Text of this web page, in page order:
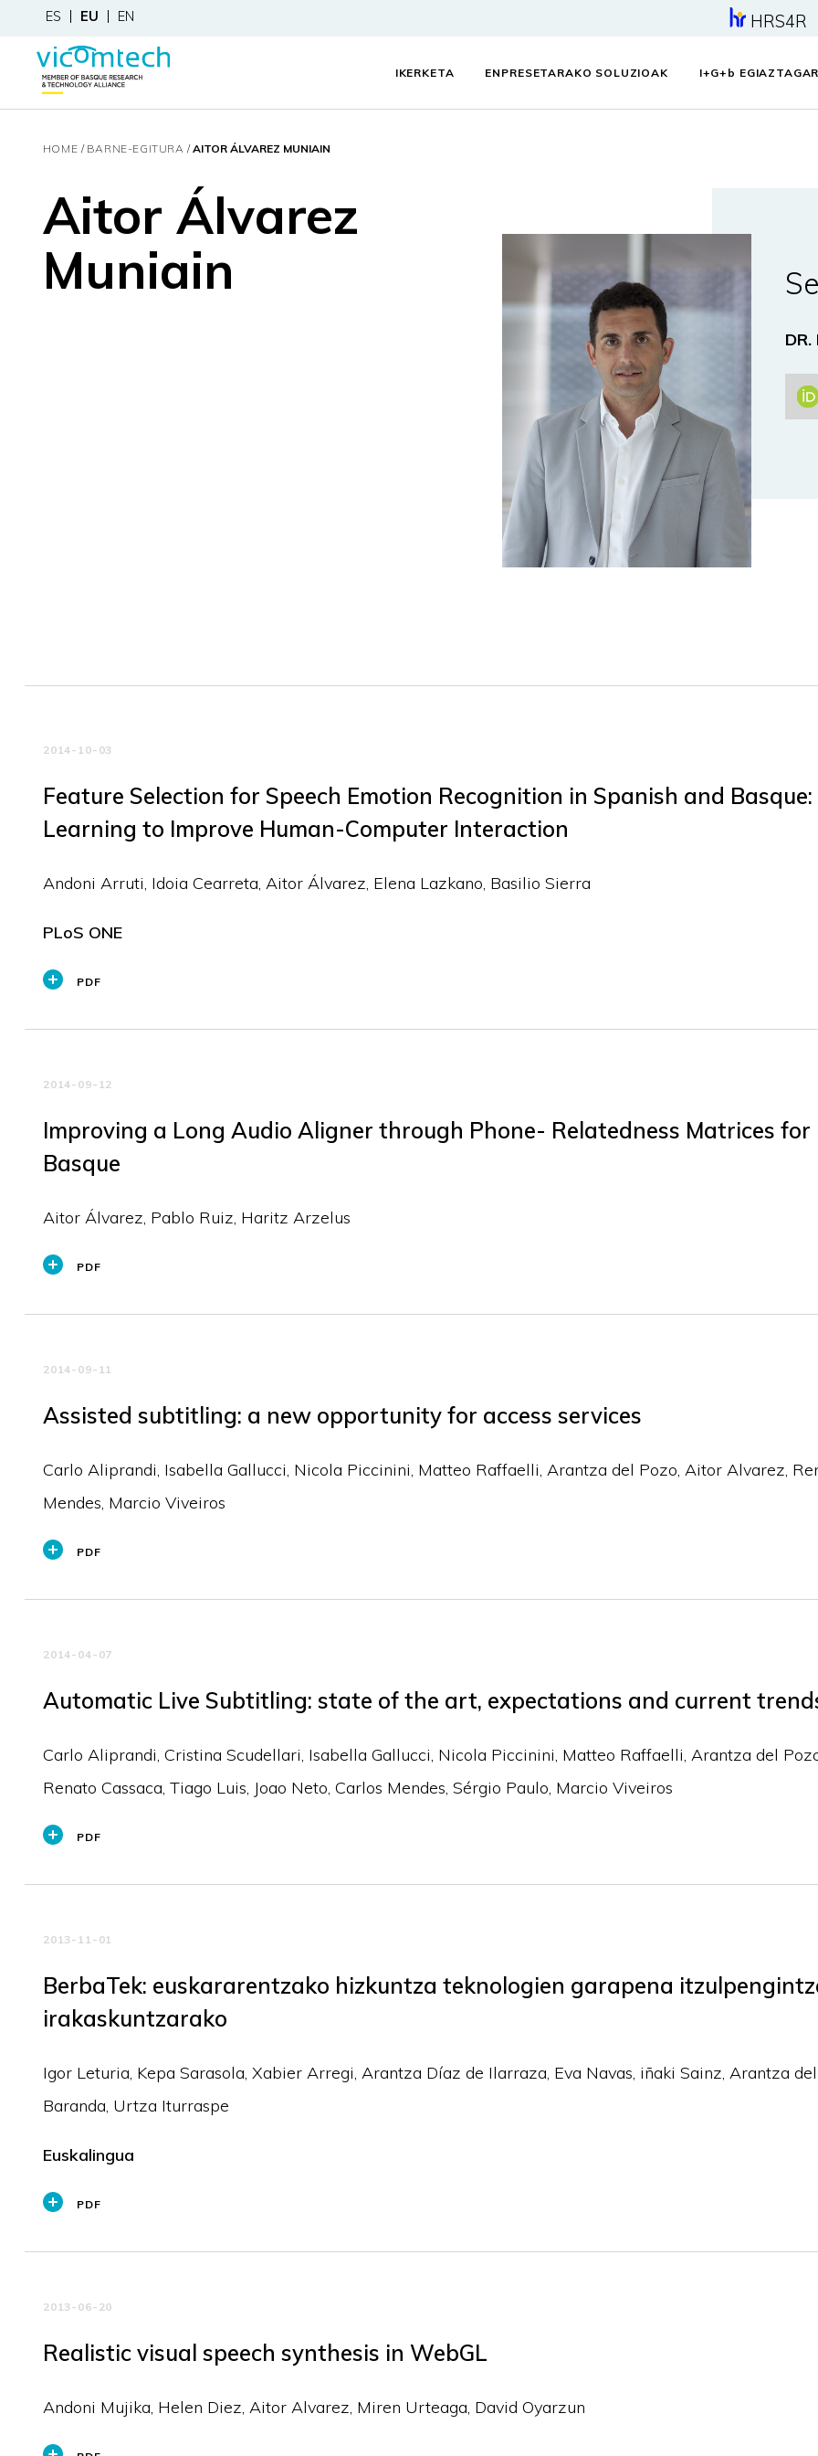
ES EU EN HRS4R
IKERKETA ENPRESETARAKO SOLUZIOAK I+G+ b
HOME BARNE-EGITURA AITOR ÁLVAREZ MUNIAIN
Aitor Álvarez
Muniain
DR.
2014-10-03
Feature Selection for Speech Emotion Recognition in Spanish and
Learning to Improve Human-Computer Interaction
Andoni Arruti, Idoia Cearreta, Aitor Álvarez, Elena Lazkano, Basilio Sierra
PLoS ONE
PDF
2014-09-12
Improving a Long Audio Aligner through Phone- Relatedness Matrices for
Basque
Aitor Álvarez, Pablo Ruiz, Haritz Arzelus
PDF
2014-09-11
Assisted subtitling: a new opportunity for access services
Carlo Aliprandi, Isabella Gallucci, Nicola Piccinini, Matteo Raffaelli, Arantza del Pozo, Aitor Alvarez,
Mendes, Marcio Viveiros
PDF
2014-04-07
Automatic Live Subtitling: state of the art, expectations and current
Carlo Aliprandi, Cristina Scudellari, Isabella Gallucci, Nicola Piccinini, Matteo Raffaelli, Arantza del
Renato Cassaca, Tiago Luis, Joao Neto, Carlos Mendes, Sérgio Paulo, Marcio Viveiros
PDF
2013-11-01
BerbaTek: euskararentzako hizkuntza teknologien garapena
irakaskuntzarako
Igor Leturia, Kepa Sarasola, Xabier Arregi, Arantza Díaz de Ilarraza, Eva Navas, iñaki Sainz, Arantza
Baranda, Urtza Iturraspe
Euskalingua
PDF
2013-06-20
Realistic visual speech synthesis in WebGL
Andoni Mujika, Helen Diez, Aitor Alvarez, Miren Urteaga, David Oyarzun